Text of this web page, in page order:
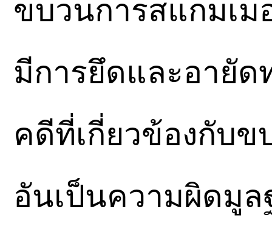
ขบวนการสแกมเม
มีการยึดและอายั
คดีที่เกี่ยวข้องกับข
อันเป็นความผิดมูล